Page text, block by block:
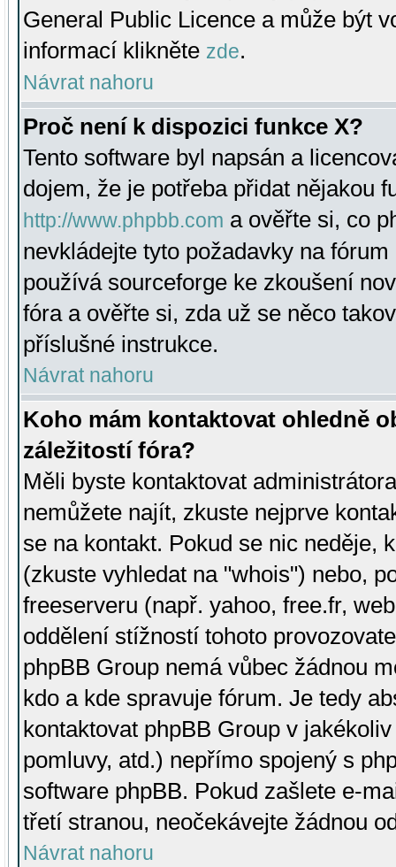
General Public Licence a může být
informací klikněte zde.
Návrat nahoru
Proč není k dispozici funkce X?
Tento software byl napsán a
dojem, že je potřeba přidat nějakou
http://www.phpbb.com a ověřte si, co
nevkládejte tyto požadavky na
používá sourceforge ke zkoušení
fóra a ověřte si, zda už se něco
příslušné instrukce.
Návrat nahoru
Koho mám kontaktovat ohledně
záležitostí fóra?
Měli byste kontaktovat
nemůžete najít, zkuste nejprve
se na kontakt. Pokud se nic neděje,
(zkuste vyhledat na "whois") nebo,
freeserveru (např. yahoo, free.fr,
oddělení stížností tohoto
phpBB Group nemá vůbec žádnou
kdo a kde spravuje fórum. Je tedy
kontaktovat phpBB Group v
pomluvy, atd.) nepřímo spojený s
software phpBB. Pokud zašlete e-
třetí stranou, neočekávejte žádnou
Návrat nahoru